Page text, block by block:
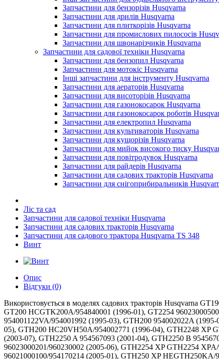
Запчастини для бензорізів Husqvarna
Запчастини для дрилів Husqvarna
Запчастини для плиткорізів Husqvarna
Запчастини для промислових пилососів
Запчастини для швонарізчиків Husqvarna
Запчастини для садової техніки Husqvarna
Запчастини для бензопил Husqvarna
Запчастини для мотокіс Husqvarna
Інші запчастини для інструменту Husqvarna
Запчастини для аераторів Husqvarna
Запчастини для висоторізів Husqvarna
Запчастини для газонокосарок Husqvarna
Запчастини для газонокосарок роботів
Запчастини для електропил Husqvarna
Запчастини для культиваторів Husqvarna
Запчастини для кущорізів Husqvarna
Запчастини для мийок високого тиску
Запчастини для повітродувок Husqvarna
Запчастини для райдерів Husqvarna
Запчастини для садових тракторів Husqvarna
Запчастини для снігоприбиральників
Ліс та сад
Запчастини для садової техніки Husqvarna
Запчастини для садових тракторів Husqvarna
Запчастини для садового трактора Husqvarna TS 348
Винт
Опис
Відгуки (0)
Використовується в моделях садових тракторів Husqvarna GT190 HEGT190A/954820051 (1996-01), GT200 954002012A (1995-06), GT200 954140011A (1997-01), GT200 954830156A (1995-08), GT200 HCGTK200A/954840001 (1996-01), GT2254 96023000500 (2005-05), GT2254 96025000200 (2005-05), GT2254 96025000201 (2005-06), GT2254 96025000202 (2005-06), GTH200 954001122VA/954001992 (1995-03), GTH200 954002022A (1995-05), GTH200 954140046A (1998-09), GTH200 954140046B (1998-07), GTH200 954140046C (1999-04), GTH200 954140046D (1999-05), GTH200 HC20VH50A/954002771 (1996-04), GTH2248 XP GTH2248 XPA/954567888 (2002-01), GTH2248 XP GTH2248 XPB/954567888 (2003-05), GTH2248 XP TH2248 XPC/954567888 (2003-07), GTH2250 A 954567093 (2001-04), GTH2250 B 954567093 (2001-04), GTH2250 C 954567093 (2001-05), GTH2254 XP 96023000200/960230002 (2005-05), GTH2254 XP 96023000201/960230002 (2005-06), GTH2254 XP GTH2254 XPA/954571229 (2004-08), GTH2254 XP GTH2254 XPB/954571229 (2004-08), GTH2350 GTHK2350A/954568540 (2002-07), GTH250 XP 96021000100/954170214 (2005-01), GTH250 XP HEGTH250KA/954170092 (2003-01), GTH250 XP HEGTH250KC/954170214 (2004-01), GTH250 XP HEGTH250KD/954170214 (2004-09), GTH250 HEGTH250A/954170055 (2002-02), GTH250 HEGTH250A/954170055 (2002-03), GTH2548 917279100/960230003 (2004-12), GTH2548 96023000300/960230003 (2005-05), GTH2548 LOGT25H48A/954572134 (2003-12), GTH2548 LOGT25H48A/954572134 (2004-01), GTH2548 LOGT25H48B/954572134 (2003-12), GTH2548 LOGT25H48B/954572134 (2004-01), GTH2548A 954572004 (2004-05), GTH2548B 954572004 (2004-02), GTH2550 A 954567109 (2001-05), GTH2550 B 954567109 (2001-05), GTH2550 XP A 954567116 (2001-01), GTH2550 XP B 954567116 (2001-02), GTH2554 XP GTH2554XPA/954568427 (2004-08), GTH2554 XP GTH2554XPB/954568427 (2004-08), GTH2554 XP HAU25H54A/954170228 (2004-09), GTH2554 XP HAU25H54B/954170228 (2004-09), GTH2554 XP HAU25H54C/954170228 (2005-04), GTH2654 96023000600/960230006 (2005-03), GTH2654 96025000100 (2005-06), GTH2654 96025000101 (2005-06), GTH2754 96023000400 (2005-06), GTH2754 96023000401 (2005-06), YTH1848 XP A 954567260 (2001-02), YTH1848 XP B 954567260 (2001-05), YTH1848 XP C 954567260 (2001-10), YTH1848 XP D 954567260 (2001-12), YTH1848 XP E 954567260 (2002-02), YTH1848 XP F 954567260 (2003-06), райдерів Husqvarna PROFLEX 1200 (1998-03), PROFLEX 18 (1998-10), PROFLEX 18 (2000-03), PROFLEX 18 (2001-01), PROFLEX 18 (2002-05), PROFLEX 18 (USA) (2000-02), PROFLEX 20 (1998-10), PROFLEX 20 (2000-03), PROFLEX 21 (2001-01), PROFLEX 21 (2002-05), PROFLEX 21 (USA) (2001-02), R15 T AWD 966414301 (2010-07), R15 T AWD R15 Ts AWD/966414301/966414401 (2010-07), R316 T AWD 966757601/967151901 (2012), R316 T 966757501/9671518-01 (2012), R316 Ts AWD 966757701/967152001 (2012), R316 TXs AWD 966757801/967152101 (2012), R322T AWD 966785801/967032101/967153001 (2012-03), RIDER 1030 BIOCLIP (1997-05), RIDER 1200 (1997-05), RIDER 15 T 966414201 (2010-07), RIDER 15V2 (2003-01), RIDER 15V2 AWD 965080101 (2006-01), RIDER 15V2 AWD 965080101 (2006-05), RIDER 15V2 AWD 965200801 (2009-04), RIDER 15V2 953533701 (2004-02), RIDER 15V2 953533701 (2006-01), RIDER 15V2 953533701 (2006-05), RIDER 15V2 953533705 (2004-02), RIDER 15V2 965200701